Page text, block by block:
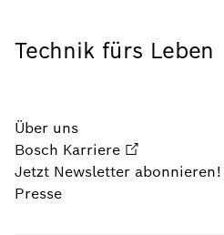
Technik fürs Leben
Über uns
Bosch Karriere
Jetzt Newsletter abonnieren!
Presse